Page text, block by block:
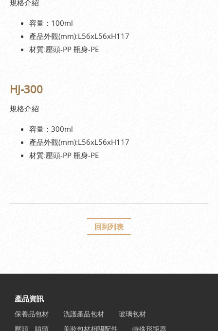
規格介紹
容量：100ml
產品外觀(mm):L56xL56xH117
材質:壓頭-PP 瓶身-PE
HJ-300
規格介紹
容量：300ml
產品外觀(mm):L56xL56xH117
材質:壓頭-PP 瓶身-PE
回到列表
產品資訊
保養品包材 洗護產品包材
玻璃包材
壓頭、噴頭
美妝包材相關配件 特殊形瓶器